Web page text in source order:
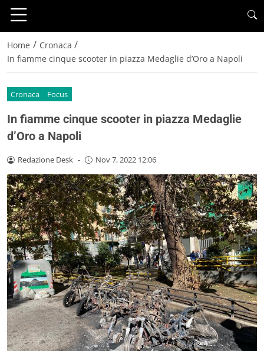
Home / Cronaca /
In fiamme cinque scooter in piazza Medaglie d’Oro a Napoli
Cronaca Focus
In fiamme cinque scooter in piazza Medaglie
d’Oro a Napoli
Redazione Desk - Nov 7, 2022 12:06